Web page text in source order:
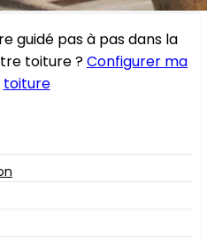
guidé pas à pas dans la
toiture ?Configurer ma
toiture